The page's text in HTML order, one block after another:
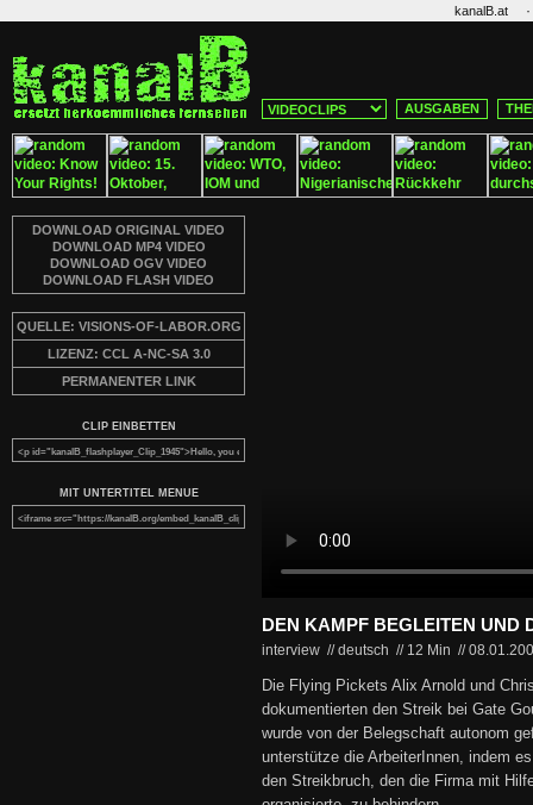
kanalB.at ·
AUSGABEN
DOWNLOAD ORIGINAL VIDEO
DOWNLOAD MP4 VIDEO
DOWNLOAD OGV VIDEO
DOWNLOAD FLASH VIDEO
QUELLE: VISIONS-OF-LABOR.ORG
LIZENZ: CCL A-NC-SA 3.0
PERMANENTER LINK
CLIP EINBETTEN
MIT UNTERTITEL MENUE
DEN KAMPF BEGLEITEN UND
interview // deutsch // 12 Min //
Die Flying Pickets Alix Arnold und
dokumentierten den Streik bei Gate
wurde von der Belegschaft autonom
unterstütze die ArbeiterInnen, indem
den Streikbruch, den die Firma mit